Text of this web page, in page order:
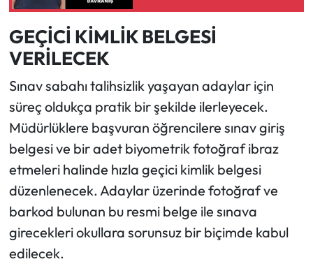
GEÇİCİ KİMLİK BELGESİ
VERİLECEK
Sınav sabahı talihsizlik yaşayan adaylar için
süreç oldukça pratik bir şekilde ilerleyecek.
Müdürlüklere başvuran öğrencilere sınav giriş
belgesi ve bir adet biyometrik fotoğraf ibraz
etmeleri halinde hızla geçici kimlik belgesi
düzenlenecek. Adaylar üzerinde fotoğraf ve
barkod bulunan bu resmi belge ile sınava
girecekleri okullara sorunsuz bir biçimde kabul
edilecek.